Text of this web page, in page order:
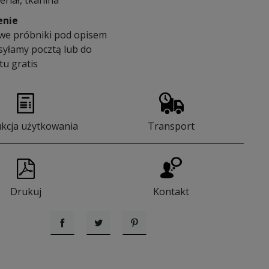
próbniki pod opisem
pocztą lub do
gratis
użytkowania Transport
Drukuj Kontakt
UdostępnijTweetujPinterest